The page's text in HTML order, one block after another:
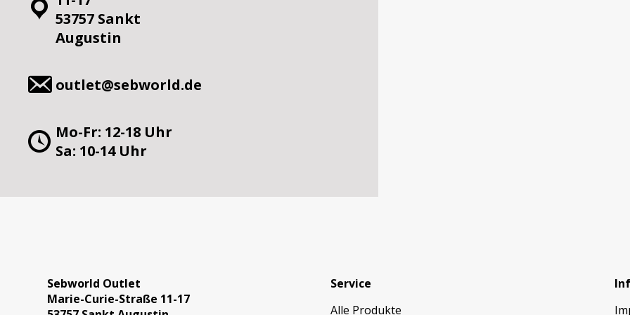
53757 Sankt
Augustin
outlet@sebworld.de
Mo-Fr: 12-18 Uhr
Sa: 10-14 Uhr
Sebworld Outlet
Marie-Curie-Straße 11-17
Service
Alle Produkte